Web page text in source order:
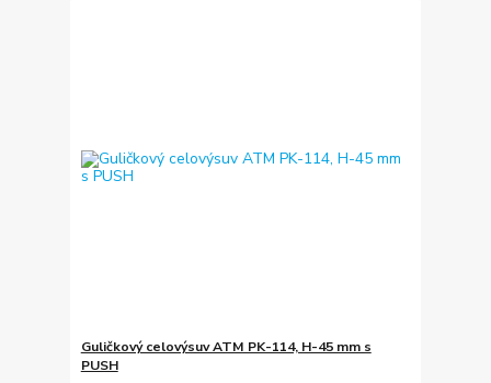
Guličkový celovýsuv ATM PK-114, H-45 mm s
PUSH